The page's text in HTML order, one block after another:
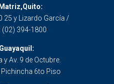
25 y Lizardo García /
(02) 394-1800
y Av. 9 de Octubre.
6to Piso